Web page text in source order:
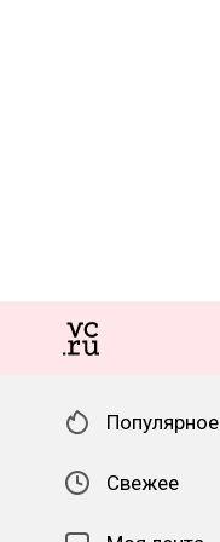
Популярное
Свежее